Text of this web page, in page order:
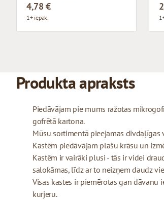
4,78 €
1+ iepak.
Produkta apraksts
Piedāvājam pie mums ražotas
gofrētā kartona.
Mūsu sortimentā pieejamas divdaļīgas
Kastēm piedāvājam plašu krāsu un
Kastēm ir vairāki plusi - tās ir videi
salokāmas, līdz ar to neizņem daudz
Visas kastes ir piemērotas gan dāvanu
kurjeru.